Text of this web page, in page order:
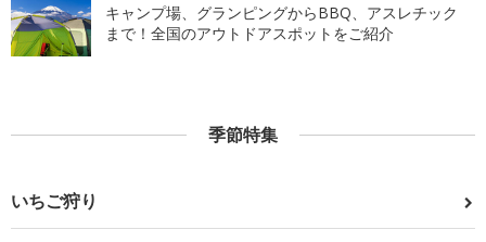
キャンプ場、グランピングからBBQ、アスレチック
まで！全国のアウトドアスポットをご紹介
季節特集
いちご狩り